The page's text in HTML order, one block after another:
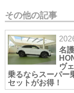
その他の記事
名
ヴ
乗るならスーパー
セットがお得！